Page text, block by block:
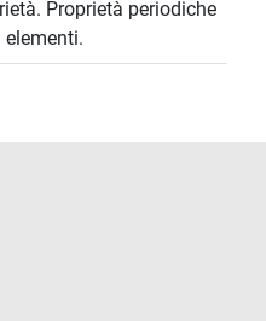
Proprietà periodiche
elementi.